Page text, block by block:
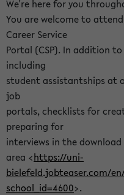
We're here for you
You are welcome to
Career Service
Portal (CSP). In addition
including
student assistantships at
job
portals, checklists for
preparing for
interviews in the download
area <https://uni-
bielefeld.jobteaser.com/
school_id=4600>.